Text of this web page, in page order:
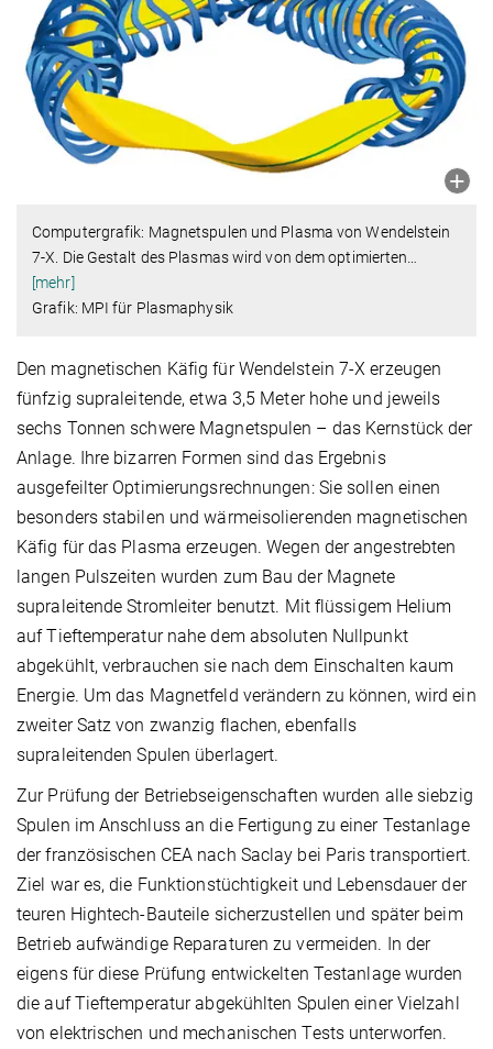
Computergrafik: Magnetspulen und Plasma von Wendelstein
7-X. Die Gestalt des Plasmas wird von dem optimierten
[mehr]
Grafik: MPI für Plasmaphysik
Den magnetischen Käfig für Wendelstein 7-X erzeugen
fünfzig supraleitende, etwa 3,5 Meter hohe und jeweils
sechs Tonnen schwere Magnetspulen – das Kernstück der
Anlage. Ihre bizarren Formen sind das Ergebnis
ausgefeilter Optimierungs­rechnungen: Sie sollen einen
besonders stabilen und wärme­isolieren­den magnetischen
Käfig für das Plasma erzeugen. Wegen der angestrebten
langen Pulszeiten wurden zum Bau der Magnete
supraleitende Stromleiter benutzt. Mit flüssigem Helium
auf Tieftemperatur nahe dem absoluten Nullpunkt
abgekühlt, verbrauchen sie nach dem Einschalten kaum
Energie. Um das Magnetfeld verändern zu können, wird ein
zweiter Satz von zwanzig flachen, ebenfalls
supraleitenden Spulen überlagert.
Zur Prüfung der Betriebseigenschaften wurden alle siebzig
Spulen im Anschluss an die Fertigung zu einer Testanlage
der französischen CEA nach Saclay bei Paris transportiert.
Ziel war es, die Funktionstüchtigkeit und Lebensdauer der
teuren Hightech-Bauteile sicherzustellen und später beim
Betrieb aufwändige Reparaturen zu vermeiden. In der
eigens für diese Prüfung entwickelten Testanlage wurden
die auf Tieftemperatur abgekühlten Spulen einer Vielzahl
von elektrischen und mechanischen Tests unterworfen.